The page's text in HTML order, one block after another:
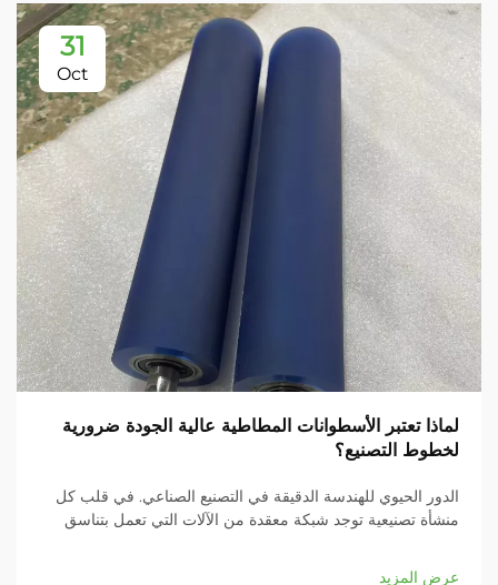
31
Oct
لماذا تعتبر الأسطوانات المطاطية عالية الجودة ضرورية
لخطوط التصنيع؟
الدور الحيوي للهندسة الدقيقة في التصنيع الصناعي. في قلب كل
منشأة تصنيعية توجد شبكة معقدة من الآلات التي تعمل بتناسق
العناصر الصامتة...
عرض المزيد